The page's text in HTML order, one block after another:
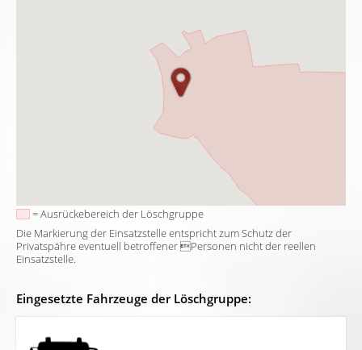
= Ausrückebereich der Löschgruppe
Die Markierung der Einsatzstelle entspricht zum Schutz der
Privatspähre eventuell betroffener Personen nicht der reellen
Einsatzstelle.
Eingesetzte Fahrzeuge der Löschgruppe: